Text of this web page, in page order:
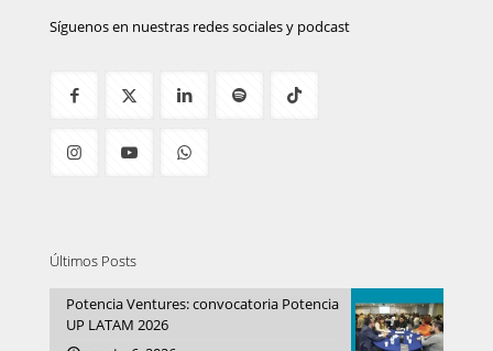
Síguenos en nuestras redes sociales y podcast
Últimos Posts
Potencia Ventures: convocatoria Potencia
UP LATAM 2026